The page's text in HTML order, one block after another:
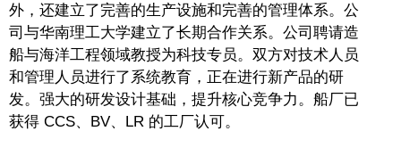
外，还建立了完善的生产设施和完善的管理体系。公
司与华南理工大学建立了长期合作关系。公司聘请造
船与海洋工程领域教授为科技专员。双方对技术人员
和管理人员进行了系统教育，正在进行新产品的研
发。强大的研发设计基础，提升核心竞争力。船厂已
获得 CCS、BV、LR 的工厂认可。